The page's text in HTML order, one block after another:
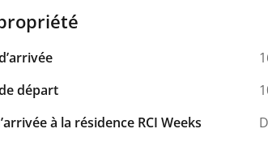
départ
à la résidence RCI Weeks